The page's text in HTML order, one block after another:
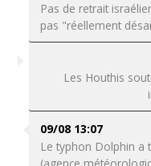
Pas de retrait
pas "réellement
Les Houthis
09/08 13:07
Le typhon Dolphin a